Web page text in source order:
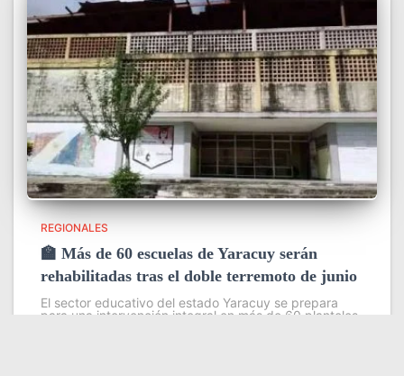
REGIONALES
🏫 Más de 60 escuelas de Yaracuy serán
rehabilitadas tras el doble terremoto de junio
El sector educativo del estado Yaracuy se prepara
para una intervención integral en más de 60 planteles